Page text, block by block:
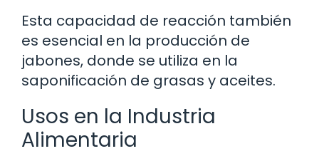
Esta capacidad de reacción también
es esencial en la producción de
jabones, donde se utiliza en la
saponificación de grasas y aceites.
Usos en la Industria
Alimentaria